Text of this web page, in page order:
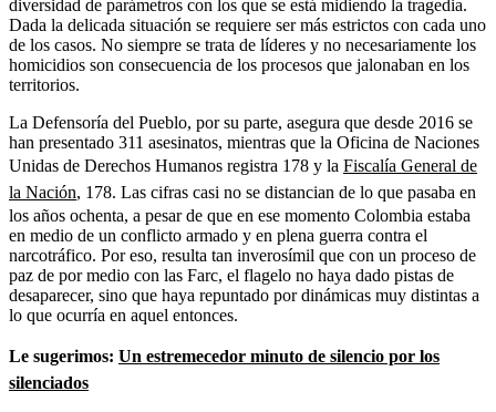
diversidad de parámetros con los que se está midiendo la tragedia.
Dada la delicada situación se requiere ser más estrictos con cada uno
de los casos. No siempre se trata de líderes y no necesariamente los
homicidios son consecuencia de los procesos que jalonaban en los
territorios.
La Defensoría del Pueblo, por su parte, asegura que desde 2016 se
han presentado 311 asesinatos, mientras que la Oficina de Naciones
Unidas de Derechos Humanos registra 178 y la Fiscalía General de
la Nación, 178. Las cifras casi no se distancian de lo que pasaba en
los años ochenta, a pesar de que en ese momento Colombia estaba
en medio de un conflicto armado y en plena guerra contra el
narcotráfico. Por eso, resulta tan inverosímil que con un proceso de
paz de por medio con las Farc, el flagelo no haya dado pistas de
desaparecer, sino que haya repuntado por dinámicas muy distintas a
lo que ocurría en aquel entonces.
Le sugerimos: Un estremecedor minuto de silencio por los
silenciados